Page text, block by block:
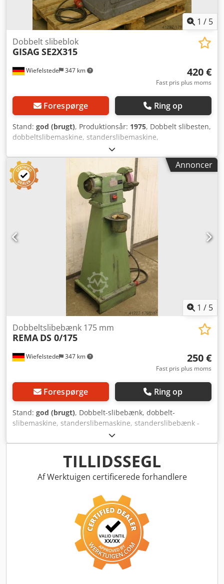
1 / 5
Wiefelstede 347 km
Dobbelt slibeblok
GISAG SE2X315
420 €
Fast pris plus moms
Forespørge Ring op
Stand: god (brugt), Produktionsår: 1975, Dobbelt slibesten,
dobbeltslibemaskine, standerslibemaskine,
standerslibesten Dcodpeb A I T Iofx Algok - Motoreffekt: 1,1
kW - Omdrejningstal: 1745 o/min - Slibeskiver: maks. Ø 315
mm - Driftsspænding: 380 Volt - Vægt: 230 kg
Annoncer
1 / 5
Wiefelstede 347 km
Dobbeltslibebænk 175 mm
REMA DS 0/175
250 €
Fast pris plus moms
Forespørge Ring op
Stand: god (brugt), Dobbelt-slibebænk, dobbelt-
slibemaskine, standerslibemaskine, standerslibebænk -
Motorydelse: 0,37 kW - Omdrejningstal: 2.900 o/min -
Maksimal slibeskive diameter: Ø 175 mm - Driftsspænding:
380 Volt - Dimensioner: 420/390/H1150 mm Dsdpfob A
Rbgsx Algeck - Vægt: 65 kgTILLIDSSEGL
Af Werktuigen certificerede forhandlere